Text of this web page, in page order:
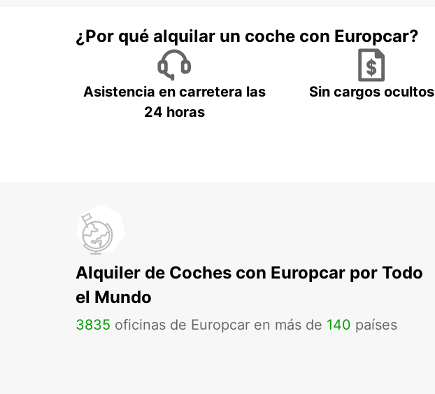
¿Por qué alquilar un coche con Europcar?
Asistencia en carretera las
24 horas
Sin cargos ocultos
Alquiler de Coches con Europcar por Todo
el Mundo
3835 oficinas de Europcar en más de 140 países